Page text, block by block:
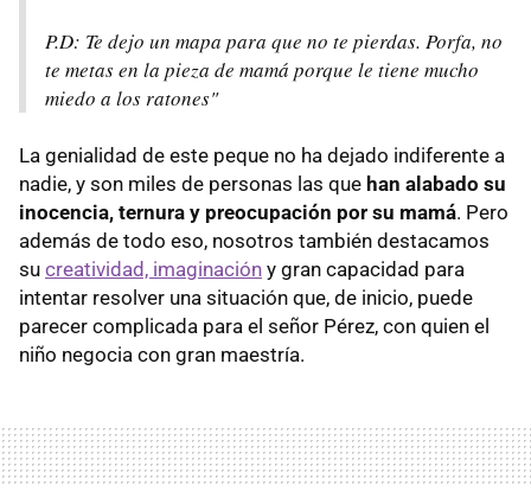
P.D: Te dejo un mapa para que no te pierdas. Porfa, no
te metas en la pieza de mamá porque le tiene mucho
miedo a los ratones"
La genialidad de este peque no ha dejado indiferente a
nadie, y son miles de personas las que han alabado su
inocencia, ternura y preocupación por su mamá. Pero
además de todo eso, nosotros también destacamos
su creatividad, imaginación y gran capacidad para
intentar resolver una situación que, de inicio, puede
parecer complicada para el señor Pérez, con quien el
niño negocia con gran maestría.